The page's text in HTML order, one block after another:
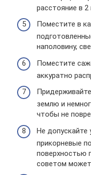
расстояние в 2
Поместите в
наполовину,
Поместите
аккуратно
землю и
чтобы не
Не допускайте
прикорневые
поверхностью
советом может